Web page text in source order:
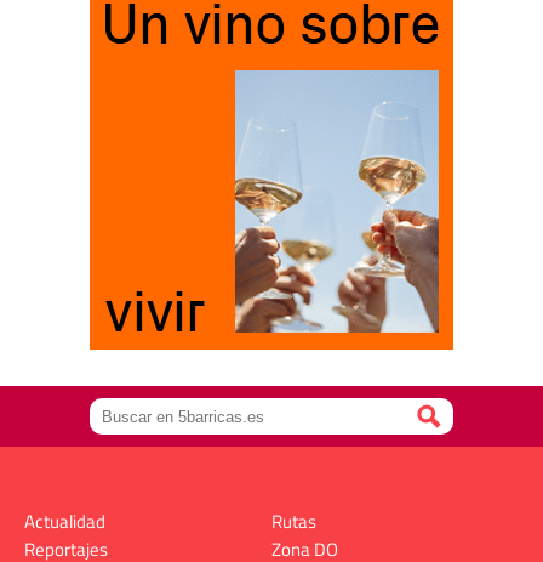
Actualidad
Reportajes
Rutas
Zona DO